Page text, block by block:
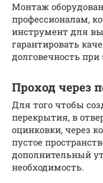
Монтаж
профессионалам,
инструмент для
гарантировать
долговечность при
Проход через
Для того чтобы
перекрытия, в
оцинковки, через
пустое
дополнительный
необходимость.